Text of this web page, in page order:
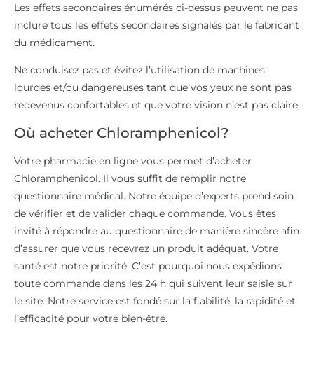
Les effets secondaires énumérés ci-dessus peuvent ne pas
inclure tous les effets secondaires signalés par le fabricant
du médicament.
Ne conduisez pas et évitez l’utilisation de machines
lourdes et/ou dangereuses tant que vos yeux ne sont pas
redevenus confortables et que votre vision n’est pas claire.
Où acheter Chloramphenicol?
Votre pharmacie en ligne vous permet d’acheter
Chloramphenicol. Il vous suffit de remplir notre
questionnaire médical. Notre équipe d’experts prend soin
de vérifier et de valider chaque commande. Vous êtes
invité à répondre au questionnaire de manière sincère afin
d’assurer que vous recevrez un produit adéquat. Votre
santé est notre priorité. C’est pourquoi nous expédions
toute commande dans les 24 h qui suivent leur saisie sur
le site. Notre service est fondé sur la fiabilité, la rapidité et
l’efficacité pour votre bien-être.